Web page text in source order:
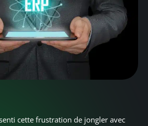
cette frustration de jongler avec